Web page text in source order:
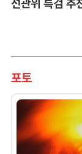
포토